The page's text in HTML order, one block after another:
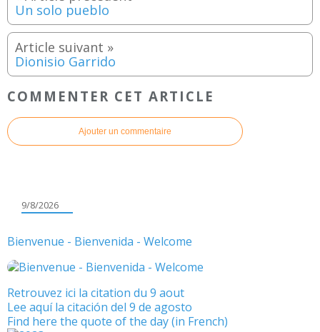
Un solo pueblo
Dionisio Garrido
COMMENTER CET ARTICLE
Ajouter un commentaire
9/8/2026
Bienvenue - Bienvenida - Welcome
Retrouvez ici la citation du 9 aout
Lee aquí la citación del 9 de agosto
Find here the quote of the day (in French)